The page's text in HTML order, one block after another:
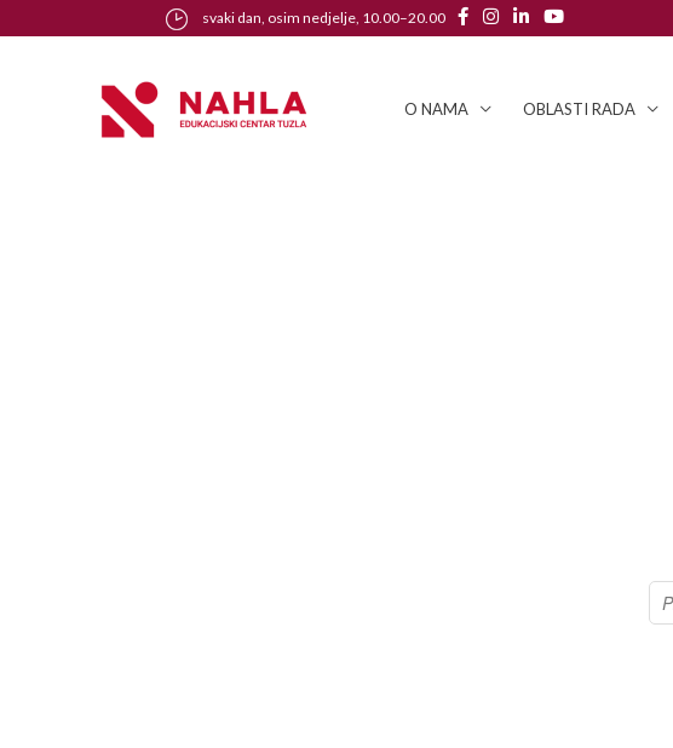
svaki dan, osim nedjelje, 10.00–20.00
O NAMA OBLASTI RADA